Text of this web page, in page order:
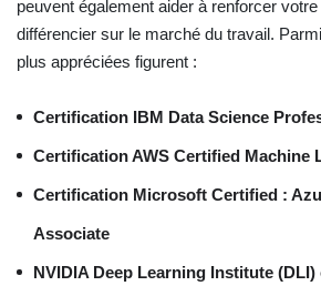
peuvent également aider à renforcer
différencier sur le marché du travail.
plus appréciées figurent :
Certification IBM Data Science
Certification AWS Certified Machine
Certification Microsoft Certified :
Associate
NVIDIA Deep Learning Institute